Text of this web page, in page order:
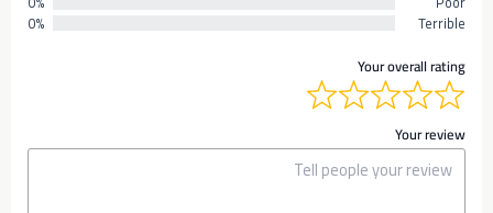
Terrible
0%
Your overall rating
Your review